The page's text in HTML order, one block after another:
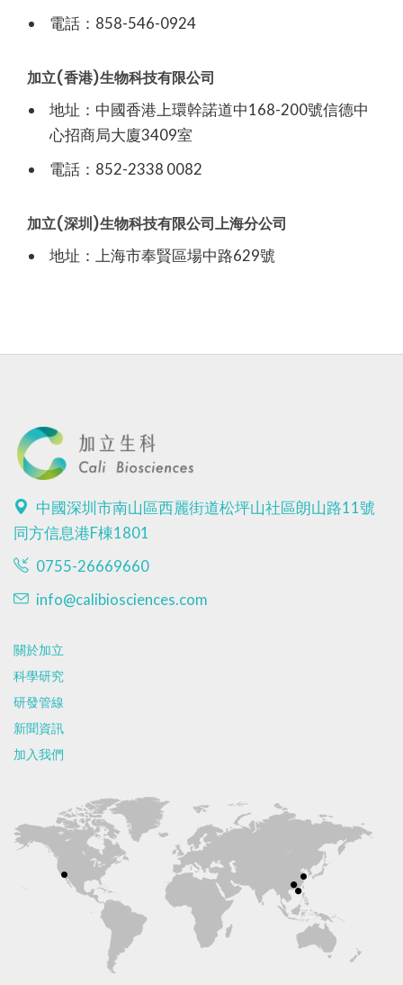
電話：858-546-0924
加立(香港)生物科技有限公司
地址：中國香港上環幹諾道中168-200號信德中
心招商局大廈3409室
電話：852-2338 0082
加立(深圳)生物科技有限公司上海分公司
地址：上海市奉賢區場中路629號
中國深圳市南山區西麗街道松坪山社區朗山路11號
同方信息港F棟1801
0755-26669660
info@calibiosciences.com
關於加立
科學研究
研發管線
新聞資訊
加入我們